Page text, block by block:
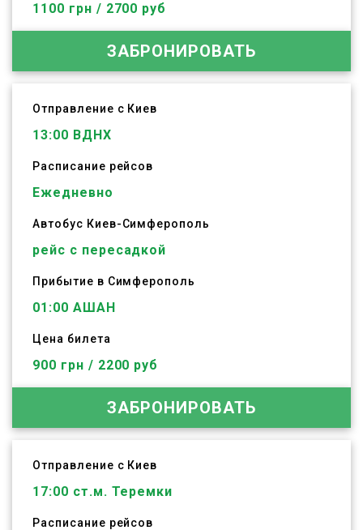
1100 грн / 2700 руб
ЗАБРОНИРОВАТЬ
Отправление с Киев
13:00 ВДНХ
Расписание рейсов
Ежедневно
Автобус Киев-Симферополь
рейс с пересадкой
Прибытие в Симферополь
01:00 АШАН
Цена билета
900 грн / 2200 руб
ЗАБРОНИРОВАТЬ
Отправление с Киев
17:00 ст.м. Теремки
Расписание рейсов